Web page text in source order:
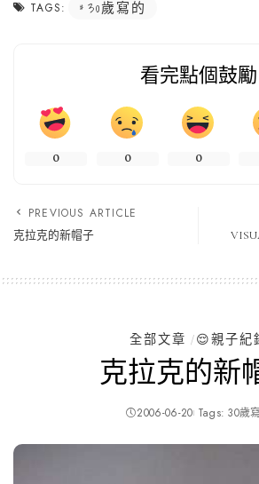
TAGS: 30歲寫的
看完點個鼓勵
0 0 0
PREVIOUS ARTICLE
克拉克的新帽子
全部文章 😌親子紀
克拉克的新
2006-06-20 Tags: 30歲